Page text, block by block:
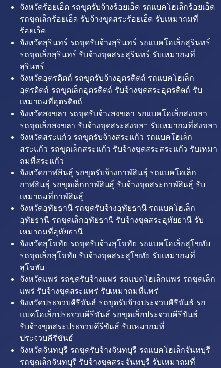
จังหวัดร้อยเอ็ด รถขุดรับจ้างร้อยเอ็ด รถแบคโฮเล็กร้อยเอ็ด
รถขุดเล็กร้อยเอ็ด รับจ้างขุดสระร้อยเอ็ด รับเหมาถมที่
ร้อยเอ็ด
จังหวัดสุรินทร์ รถขุดรับจ้างสุรินทร์ รถแบคโฮเล็กสุรินทร์
รถขุดเล็กสุรินทร์ รับจ้างขุดสระสุรินทร์ รับเหมาถมที่
สุรินทร์
จังหวัดอุตรดิตถ์ รถขุดรับจ้างอุตรดิตถ์ รถแบคโฮเล็ก
อุตรดิตถ์ รถขุดเล็กอุตรดิตถ์ รับจ้างขุดสระอุตรดิตถ์ รับ
เหมาถมที่อุตรดิตถ์
จังหวัดสงขลา รถขุดรับจ้างสงขลา รถแบคโฮเล็กสงขลา
รถขุดเล็กสงขลา รับจ้างขุดสระสงขลา รับเหมาถมที่สงขลา
จังหวัดสระแก้ว รถขุดรับจ้างสระแก้ว รถแบคโฮเล็ก
สระแก้ว รถขุดเล็กสระแก้ว รับจ้างขุดสระสระแก้ว รับเหมา
ถมที่สระแก้ว
จังหวัดกาฬสินธุ์ รถขุดรับจ้างกาฬสินธุ์ รถแบคโฮเล็ก
กาฬสินธุ์ รถขุดเล็กกาฬสินธุ์ รับจ้างขุดสระกาฬสินธุ์ รับ
เหมาถมที่กาฬสินธุ์
จังหวัดอุทัยธานี รถขุดรับจ้างอุทัยธานี รถแบคโฮเล็ก
อุทัยธานี รถขุดเล็กอุทัยธานี รับจ้างขุดสระอุทัยธานี รับ
เหมาถมที่อุทัยธานี
จังหวัดสุโขทัย รถขุดรับจ้างสุโขทัย รถแบคโฮเล็กสุโขทัย
รถขุดเล็กสุโขทัย รับจ้างขุดสระสุโขทัย รับเหมาถมที่
สุโขทัย
จังหวัดแพร่ รถขุดรับจ้างแพร่ รถแบคโฮเล็กแพร่ รถขุดเล็ก
แพร่ รับจ้างขุดสระแพร่ รับเหมาถมที่แพร่
จังหวัดประจวบคีรีขันธ์ รถขุดรับจ้างประจวบคีรีขันธ์ รถ
แบคโฮเล็กประจวบคีรีขันธ์ รถขุดเล็กประจวบคีรีขันธ์
รับจ้างขุดสระประจวบคีรีขันธ์ รับเหมาถมที่
ประจวบคีรีขันธ์
จังหวัดจันทบุรี รถขุดรับจ้างจันทบุรี รถแบคโฮเล็กจันทบุรี
รถขุดเล็กจันทบุรี รับจ้างขุดสระจันทบุรี รับเหมาถมที่